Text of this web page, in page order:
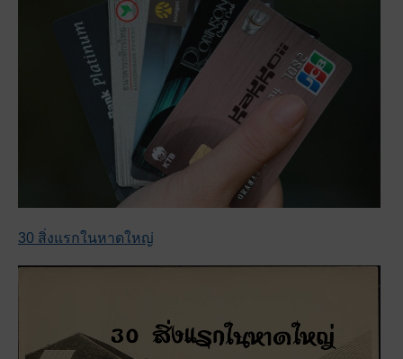
30 สิ่งแรกในหาดใหญ่